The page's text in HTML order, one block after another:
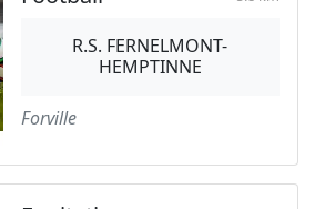
R.S. FERNELMONT-
HEMPTINNE
Forville